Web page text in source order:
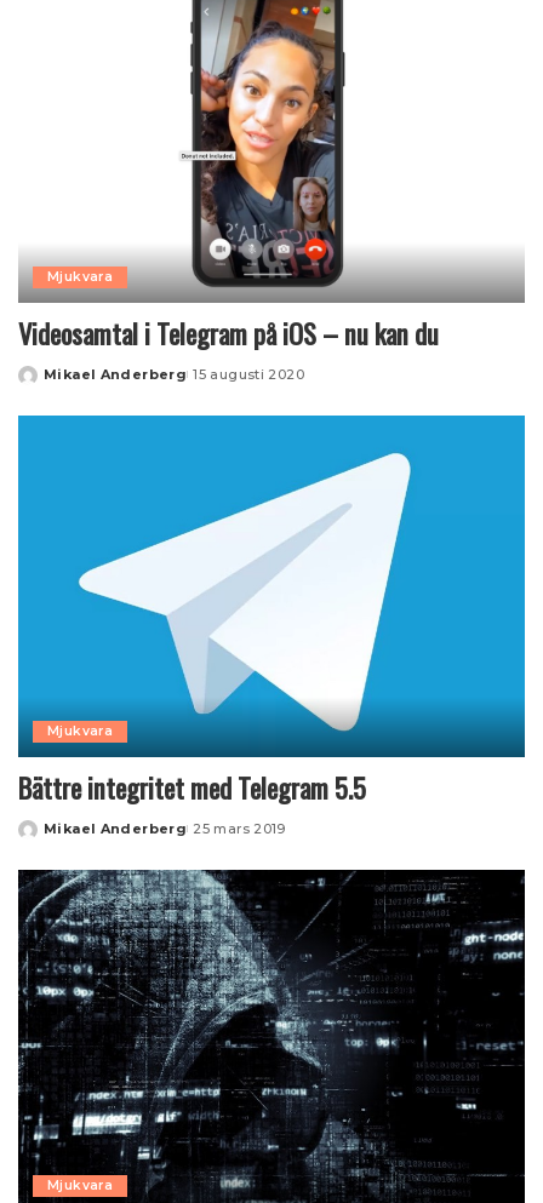
Mjukvara
Videosamtal i Telegram på iOS – nu kan du
Posted
Mikael Anderberg 15 augusti 2020
Mjukvara
Bättre integritet med Telegram 5.5
Posted
Mikael Anderberg 25 mars 2019
Mjukvara